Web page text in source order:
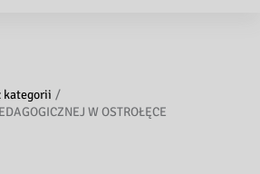
kategorii
W OSTROŁĘCE